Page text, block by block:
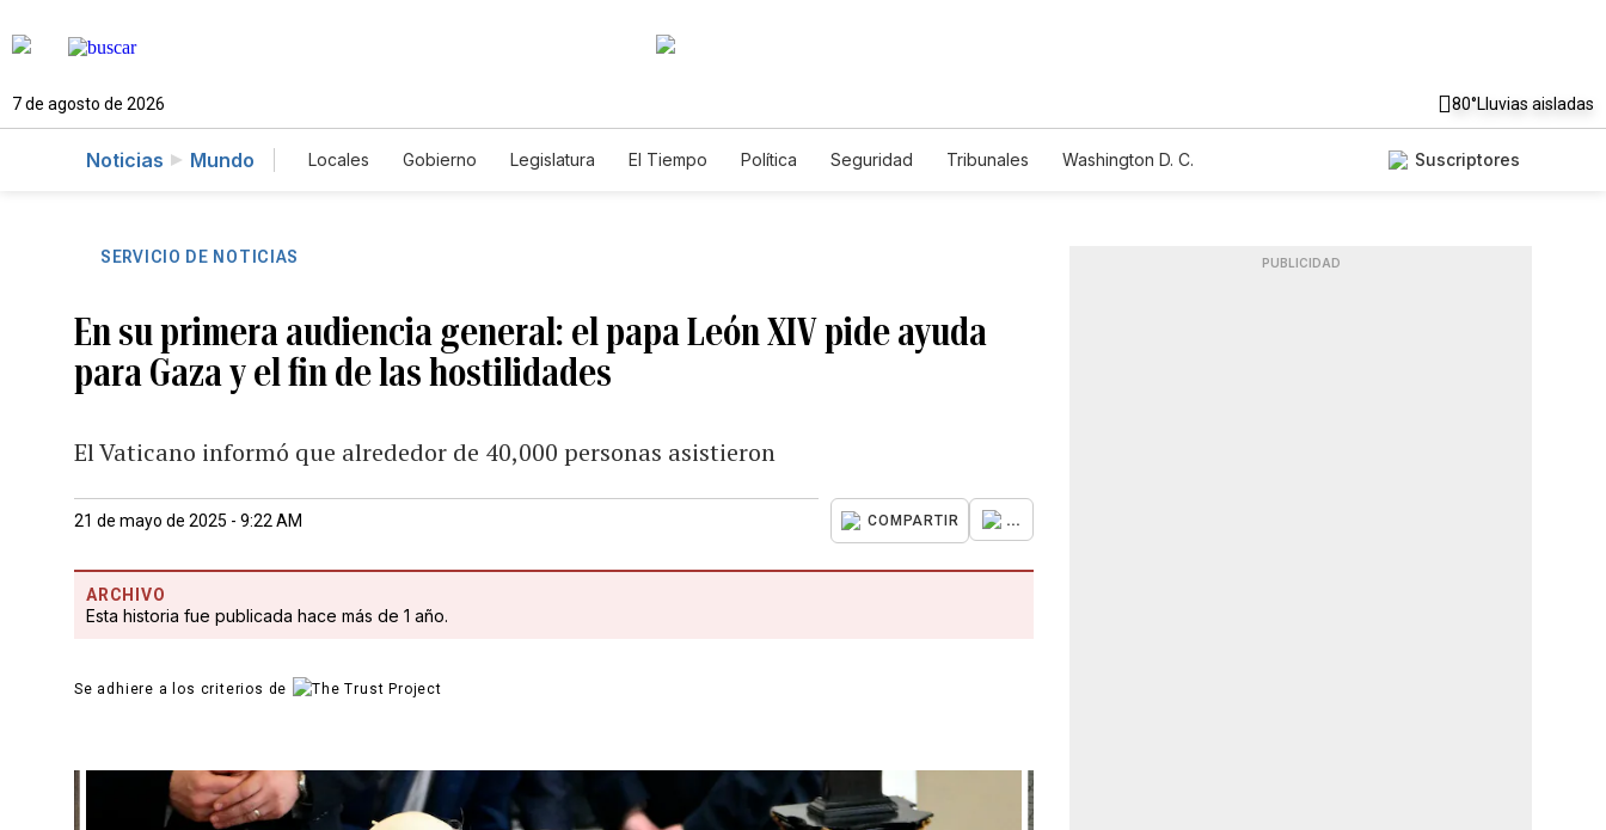
7 de agosto de 2026 80°Lluvias aisladas
Noticias Mundo Locales Gobierno Legislatura El Tiempo Política Seguridad Tribunales
Washington D. C.
Suscriptores
SERVICIO DE NOTICIAS
En su primera audiencia general: el papa León XIV pide ayuda
para Gaza y el fin de las hostilidades
El Vaticano informó que alrededor de 40,000 personas asistieron
21 de mayo de 2025 - 9:22 AM COMPARTIR ...
ARCHIVO
Esta historia fue publicada hace más de 1 año.
Se adhiere a los criterios de
PUBLICIDAD